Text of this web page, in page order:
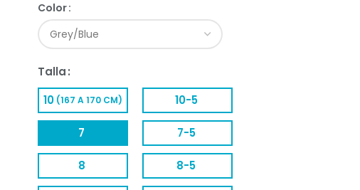
Color
Talla
10 (167 A 170 CM) 10-5
7 7-5
8 8-5